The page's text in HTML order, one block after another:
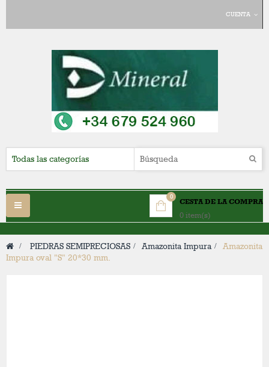
CUENTA
CESTA DE LA COMPRA
0 item(s)
0
Navegación
Toggle
> PIEDRAS SEMIPRECIOSAS > Amazonita Impura > Amazonita
Impura oval "S" 20*30 mm.